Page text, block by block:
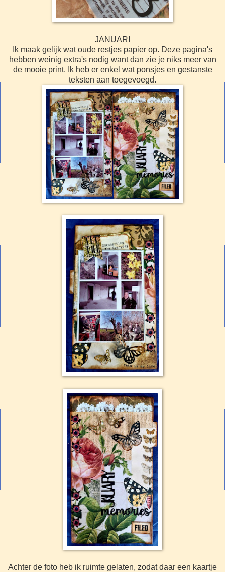
JANUARI
Ik maak gelijk wat oude restjes papier op. Deze pagina's
hebben weinig extra's nodig want dan zie je niks meer van
de mooie print. Ik heb er enkel wat ponsjes en gestanste
teksten aan toegevoegd.
Achter de foto heb ik ruimte gelaten, zodat daar een kaartje